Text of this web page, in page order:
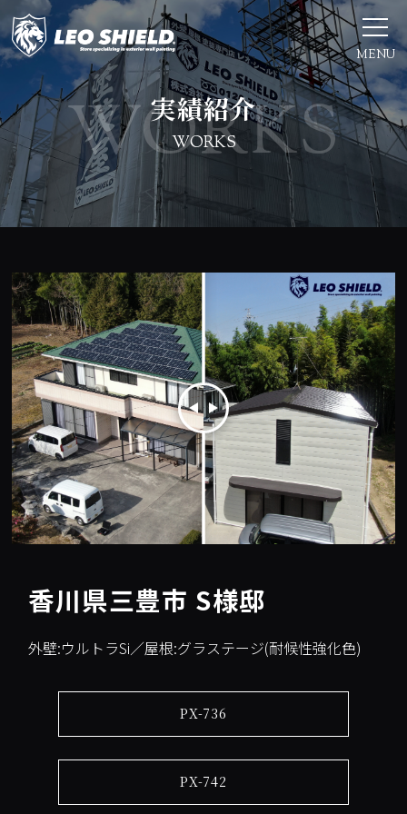
MENU
実績紹介
WORKS
香川県三豊市 S様邸
外壁:ウルトラSi／屋根:グラステージ(耐候性強化色)
PX-736
PX-742